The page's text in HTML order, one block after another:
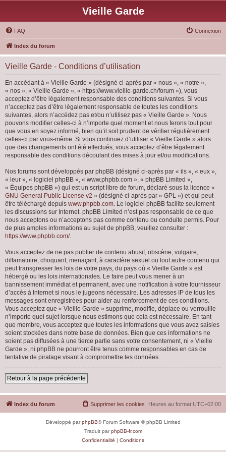
Vieille Garde
FAQ Connexion
Index du forum
Vieille Garde - Conditions d’utilisation
En accédant à « Vieille Garde » (désigné ci-après par « nous », « notre »,
« nos », « Vieille Garde », « https://www.vieille-garde.ch/forum »), vous
acceptez d’être légalement responsable des conditions suivantes. Si vous
n’acceptez pas d’être légalement responsable de toutes les conditions
suivantes, alors n’accédez pas et/ou n’utilisez pas « Vieille Garde ». Nous
pouvons modifier celles-ci à n’importe quel moment et nous ferons tout pour
que vous en soyez informé, bien qu’il soit prudent de vérifier régulièrement
celles-ci par vous-même. Si vous continuez d’utiliser « Vieille Garde » alors
que des changements ont été effectués, vous acceptez d’être légalement
responsable des conditions découlant des mises à jour et/ou modifications.
Nos forums sont développés par phpBB (désigné ci-après par « ils », « eux »,
« leur », « logiciel phpBB », « www.phpbb.com », « phpBB Limited »,
« Équipes phpBB ») qui est un script libre de forum, déclaré sous la licence «
GNU General Public License v2 » (désigné ci-après par « GPL ») et qui peut
être téléchargé depuis www.phpbb.com. Le logiciel phpBB facilite seulement
les discussions sur Internet. phpBB Limited n’est pas responsable de ce que
nous acceptons ou n’acceptons pas comme contenu ou conduite permis. Pour
de plus amples informations au sujet de phpBB, veuillez consulter :
https://www.phpbb.com/.
Vous acceptez de ne pas publier de contenu abusif, obscène, vulgaire,
diffamatoire, choquant, menaçant, à caractère sexuel ou tout autre contenu qui
peut transgresser les lois de votre pays, du pays où « Vieille Garde » est
hébergé ou les lois internationales. Le faire peut vous mener à un
bannissement immédiat et permanent, avec une notification à votre fournisseur
d’accès à Internet si nous le jugeons nécessaire. Les adresses IP de tous les
messages sont enregistrées pour aider au renforcement de ces conditions.
Vous acceptez que « Vieille Garde » supprime, modifie, déplace ou verrouille
n’importe quel sujet lorsque nous estimons que cela est nécessaire. En tant
que membre, vous acceptez que toutes les informations que vous avez saisies
soient stockées dans notre base de données. Bien que ces informations ne
soient pas diffusées à une tierce partie sans votre consentement, ni « Vieille
Garde », ni phpBB ne pourront être tenus comme responsables en cas de
tentative de piratage visant à compromettre les données.
Retour à la page précédente
Index du forum Heures au format UTC+02:00
Supprimer les cookies
Développé parphpBB® Forum Software © phpBB Limited
Traduit parphpBB-fr.com
Confidentialité | Conditions